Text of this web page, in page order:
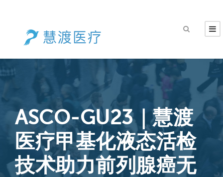
ASCO-GU23｜慧渡
医疗甲基化液态活检
技术助力前列腺癌无